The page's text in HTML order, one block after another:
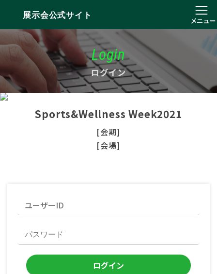
展示会公式サイト
メニュー
Login
ログイン
Sports&Wellness Week2021
[会期]
[会場]